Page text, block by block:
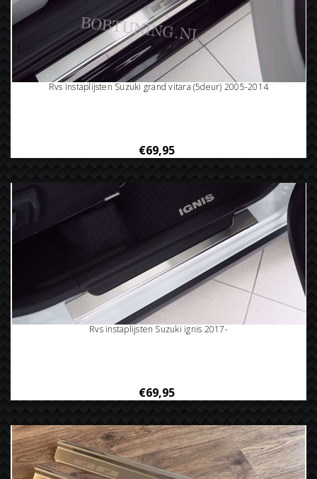
Rvs instaplijsten Suzuki grand vitara (5deur) 2005-2014
€69,95
Rvs instaplijsten Suzuki ignis 2017-
€69,95